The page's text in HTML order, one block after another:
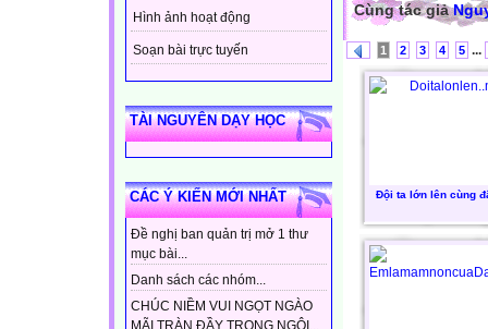
Hình ảnh hoạt động
Soạn bài trực tuyến
TÀI NGUYÊN DẠY HỌC
CÁC Ý KIẾN MỚI NHẤT
Đề nghị ban quản trị mở 1 thư
mục bài...
Danh sách các nhóm...
CHÚC NIỀM VUI NGỌT NGÀO
MÃI TRÀN ĐẦY TRONG NGÔI...
Cùng tác giả
1 2 3 4 5 ...
Đội ta lớn lên cùng